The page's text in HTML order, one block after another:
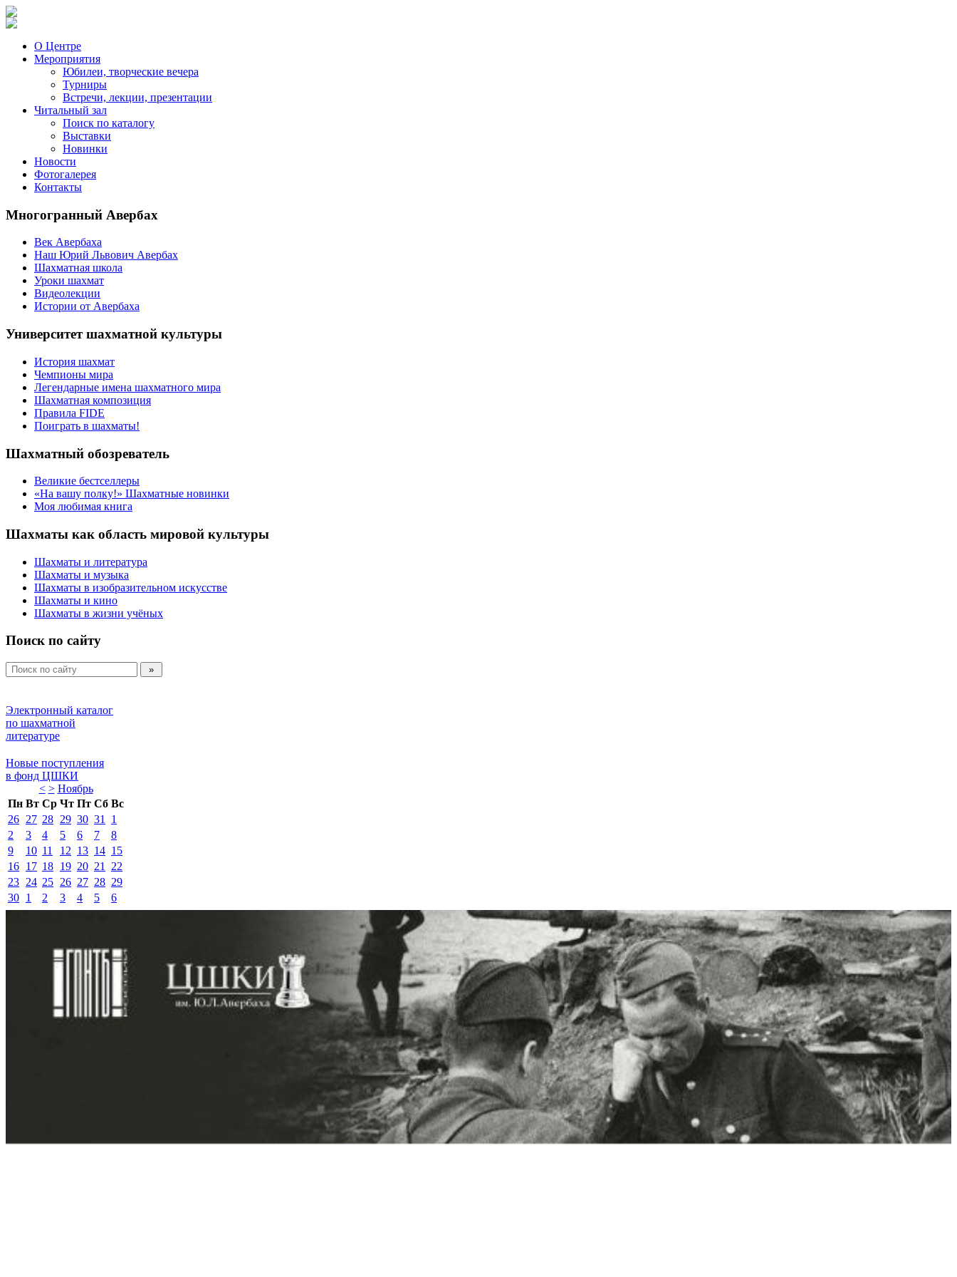
О Центре
Мероприятия
Юбилеи, творческие вечера
Турниры
Встречи, лекции, презентации
Читальный зал
Поиск по каталогу
Выставки
Новинки
Новости
Фотогалерея
Контакты
Многогранный Авербах
Век Авербаха
Наш Юрий Львович Авербах
Шахматная школа
Уроки шахмат
Видеолекции
Истории от Авербаха
Университет шахматной культуры
История шахмат
Чемпионы мира
Легендарные имена шахматного мира
Шахматная композиция
Правила FIDE
Поиграть в шахматы!
Шахматный обозреватель
Великие бестселлеры
«На вашу полку!» Шахматные новинки
Моя любимая книга
Шахматы как область мировой культуры
Шахматы и литература
Шахматы и музыка
Шахматы в изобразительном искусстве
Шахматы и кино
Шахматы в жизни учёных
Поиск по сайту
Электронный каталог
по шахматной
литературе
Новые поступления
в фонд ЦШКИ
< > Ноябрь
Пн Вт Ср Чт Пт Сб Вс
26 27 28 29 30 31
1
2
3 4 5 6 7
8
9
10 11 12 13 14 15
16 17 18 19 20 21
22
23 24 25 26 27 28 29
30 1 2 3 4 5 6